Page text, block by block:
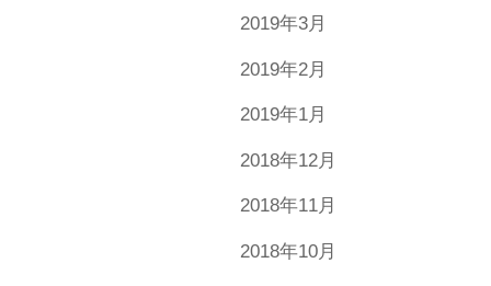
2019年3月
2019年2月
2019年1月
2018年12月
2018年11月
2018年10月